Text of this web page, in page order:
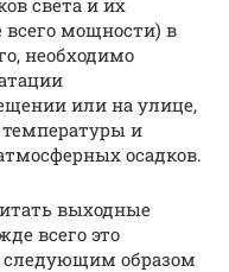
света и их
мощности) в
необходимо
или на улице,
и
осадков.
выходные
всего это
следующим образом